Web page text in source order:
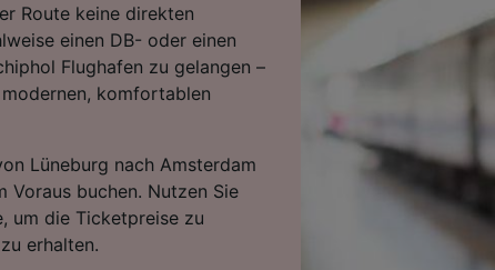
Route keine direkten
einen DB- oder einen
Flughafen zu gelangen –
komfortablen
Lüneburg nach Amsterdam
Voraus buchen. Nutzen Sie
um die Ticketpreise zu
erhalten.